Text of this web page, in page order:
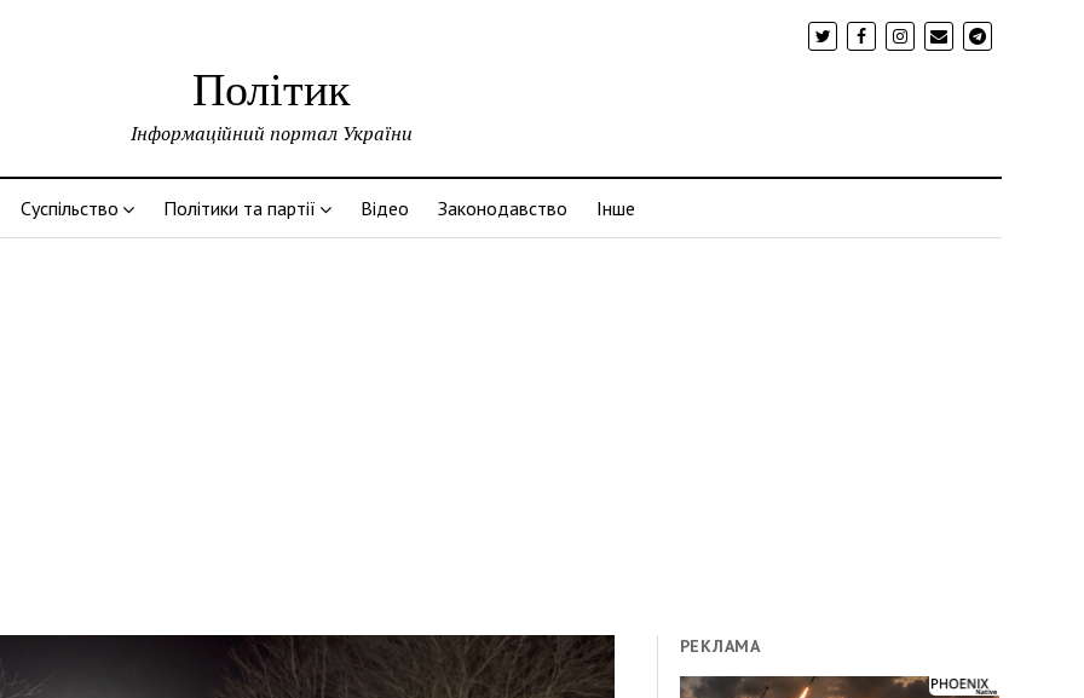
Політик
Інформаційний портал України
Суспільство Політики та партії Відео Законодавство Інше
РЕКЛАМА